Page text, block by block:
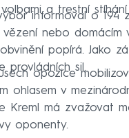
volbami a trestní
informoval o 194
nebo domácím
popírá. Jako
provládních sil.
opozice
ohlasem v
Kreml má zvažovat
oponenty.